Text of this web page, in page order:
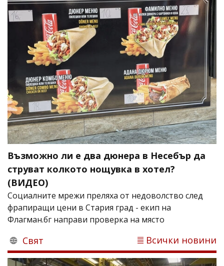
Възможно ли е два дюнера в Несебър да
струват колкото нощувка в хотел?
(ВИДЕО)
Социалните мрежи преляха от недоволство след
фрапиращи цени в Стария град - екип на
Флагман.бг направи проверка на място
Свят Всички новини